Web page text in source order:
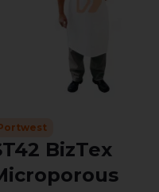
BizTex